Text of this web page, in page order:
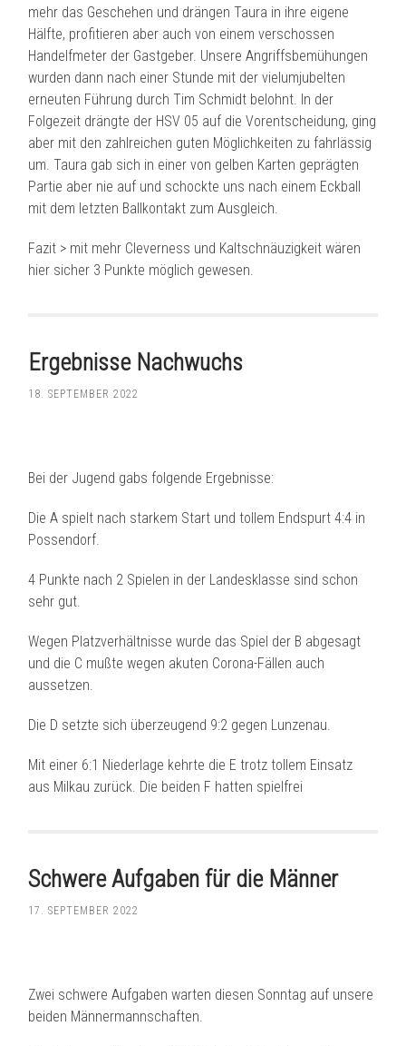
mehr das Geschehen und drängenTaura in ihre eigene
Hälfte, profitieren aber auch von einem verschossen
Handelfmeter der Gastgeber. Unsere Angriffsbemühungen
wurden dann nach einer Stunde mit der vielumjubelten
erneuten Führung durch Tim Schmidt belohnt. In der
Folgezeit drängte der HSV 05 auf die Vorentscheidung, ging
aber mit den zahlreichen guten Möglichkeiten zu fahrlässig
um. Taura gab sich in einer von gelben Karten geprägten
Partie aber nie auf und schockte uns nach einem Eckball
mit dem letzten Ballkontakt zum Ausgleich.
Fazit > mit mehr Cleverness und Kaltschnäuzigkeit wären
hier sicher 3 Punkte möglich gewesen.
Ergebnisse Nachwuchs
18. SEPTEMBER 2022
Bei der Jugend gabs folgende Ergebnisse:
Die A spielt nach starkem Start und tollem Endspurt 4:4 in
Possendorf.
4 Punkte nach 2 Spielen in der Landesklasse sind schon
sehr gut.
Wegen Platzverhältnisse wurde das Spiel der B abgesagt
und die C mußte wegen akuten Corona-Fällen auch
aussetzen.
Die D setzte sich überzeugend 9:2 gegen Lunzenau.
Mit einer 6:1 Niederlage kehrte die E trotz tollem Einsatz
aus Milkau zurück. Die beiden F hatten spielfrei
Schwere Aufgaben für die Männer
17. SEPTEMBER 2022
Zwei schwere Aufgaben warten diesen Sonntag auf unsere
beiden Männermannschaften.